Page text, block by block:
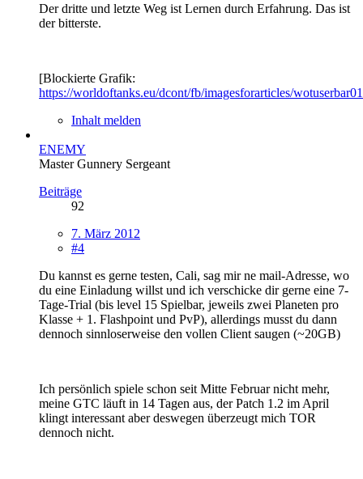
Der dritte und letzte Weg ist Lernen durch Erfahrung. Das ist
der bitterste.
[Blockierte Grafik:
https://worldoftanks.eu/dcont/fb/imagesforarticles/
Inhalt melden
ENEMY
Master Gunnery Sergeant
Beiträge
92
7. März 2012
#4
Du kannst es gerne testen, Cali, sag mir ne mail-Adresse, wo
du eine Einladung willst und ich verschicke dir gerne eine 7-
Tage-Trial (bis level 15 Spielbar, jeweils zwei Planeten pro
Klasse + 1. Flashpoint und PvP), allerdings musst du dann
dennoch sinnloserweise den vollen Client saugen (~20GB)
Ich persönlich spiele schon seit Mitte Februar nicht mehr,
meine GTC läuft in 14 Tagen aus, der Patch 1.2 im April
klingt interessant aber deswegen überzeugt mich TOR
dennoch nicht.